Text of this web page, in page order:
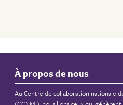
À propos de nous
Au Centre de collaboration nationale